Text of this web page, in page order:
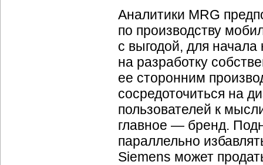
Аналитики MRG
по производству
с выгодой, для
на разработку
ее сторонним
сосредоточиться на
пользователей к
главное — бренд.
параллельно
Siemens может